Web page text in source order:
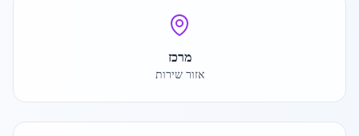
מרכז
אזור שירות